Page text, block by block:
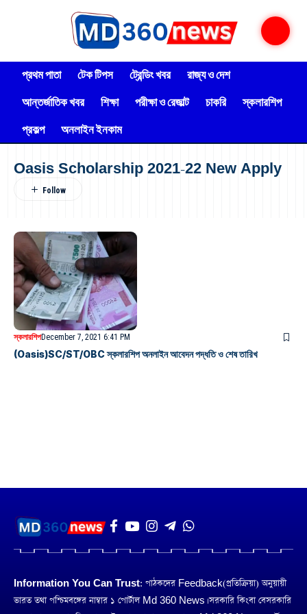
প্রথম পাতা টেক টিপস ট্রেন্ডিং খবর
রাজ্য ও দেশ
আন্তর্জাতিক খবর
শিক্ষা পরীক্ষা ও রেজাল্ট চাকরি
স্কলারশিপ
প্রকল্প
অনলাইন ইনকাম
Oasis Scholarship 2021-22 New Apply
স্কলারশিপDecember 7, 2021 6:41 PM
(Oasis)SC/ST/OBC স্কলারশিপ অনলাইন আবেদন পদ্ধতি ও শেষ তারিখ
Information You Can Trust: পাঠকদের Feedback(প্রতিক্রিয়া) অনুয়ায়ী
ভারত তথা পশ্চিমবঙ্গের নাম্বার ১ পোর্টাল Md 360 News। সরকারি কিংবা বেসরকারি